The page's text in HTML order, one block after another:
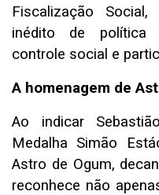
Fiscalização
inédito de política
controle social e
A homenagem de
Ao indicar
Medalha Simão
Astro de Ogum,
reconhece não